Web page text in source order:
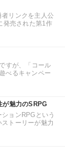
リンクを主人公
発売された第1作
すが、「コール
べるキャンペー
が魅力のSRPG
ョンRPGという
トーリーが魅力